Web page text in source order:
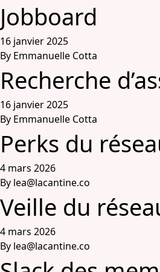
& Espaces
Coopérations
& Contenus
& Services
Jobboard
16 janvier 2025
By Emmanuelle Cotta
Recherche
16 janvier 2025
By Emmanuelle Cotta
Perks du
4 mars 2026
By lea@lacantine.co
Veille du
4 mars 2026
By lea@lacantine.co